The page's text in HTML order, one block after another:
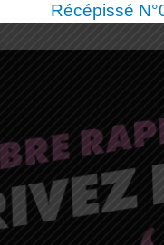
Récépissé